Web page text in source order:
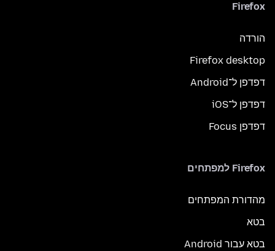
Firefox
הורדה
Firefox desktop
דפדפן ל־Android
דפדפן ל־iOS
דפדפן Focus
Firefox למפתחים
מהדורת המפתחים
בטא
בטא עבור Android